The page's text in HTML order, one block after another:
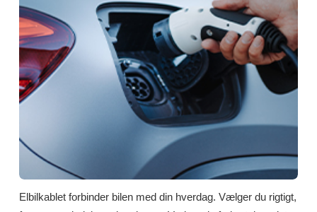
Elbilkablet forbinder bilen med din hverdag. Vælger du rigtigt,